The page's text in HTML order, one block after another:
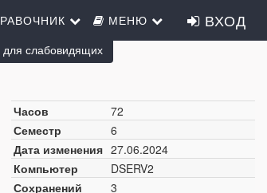
МЕНЮ ВХОД
Часов
72
Семестр
6
Дата изменения 27.06.2024
Компьютер
DSERV2
Сохранений
3
слабовидящих